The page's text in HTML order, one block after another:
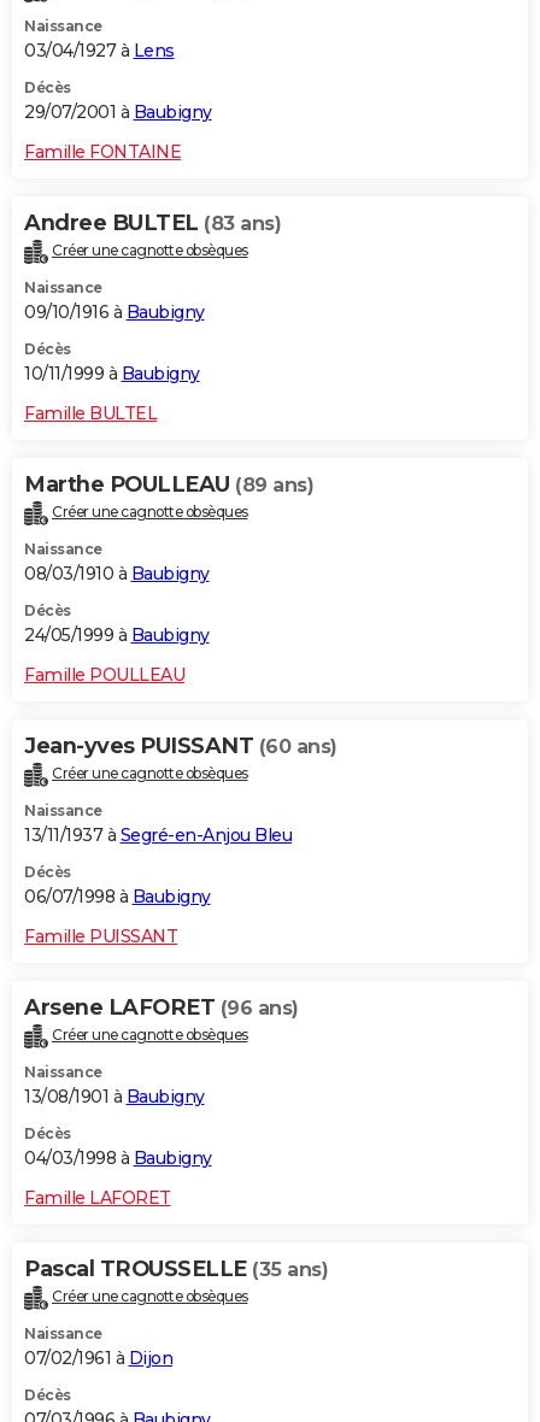
Naissance
03/04/1927 à Lens
Décès
29/07/2001 à Baubigny
Famille FONTAINE
Andree BULTEL (83 ans)
Créer une cagnotte obsèques
Naissance
09/10/1916 à Baubigny
Décès
10/11/1999 à Baubigny
Famille BULTEL
Marthe POULLEAU (89 ans)
Créer une cagnotte obsèques
Naissance
08/03/1910 à Baubigny
Décès
24/05/1999 à Baubigny
Famille POULLEAU
Jean-yves PUISSANT (60 ans)
Créer une cagnotte obsèques
Naissance
13/11/1937 à Segré-en-Anjou Bleu
Décès
06/07/1998 à Baubigny
Famille PUISSANT
Arsene LAFORET (96 ans)
Créer une cagnotte obsèques
Naissance
13/08/1901 à Baubigny
Décès
04/03/1998 à Baubigny
Famille LAFORET
Pascal TROUSSELLE (35 ans)
Créer une cagnotte obsèques
Naissance
07/02/1961 à Dijon
Décès